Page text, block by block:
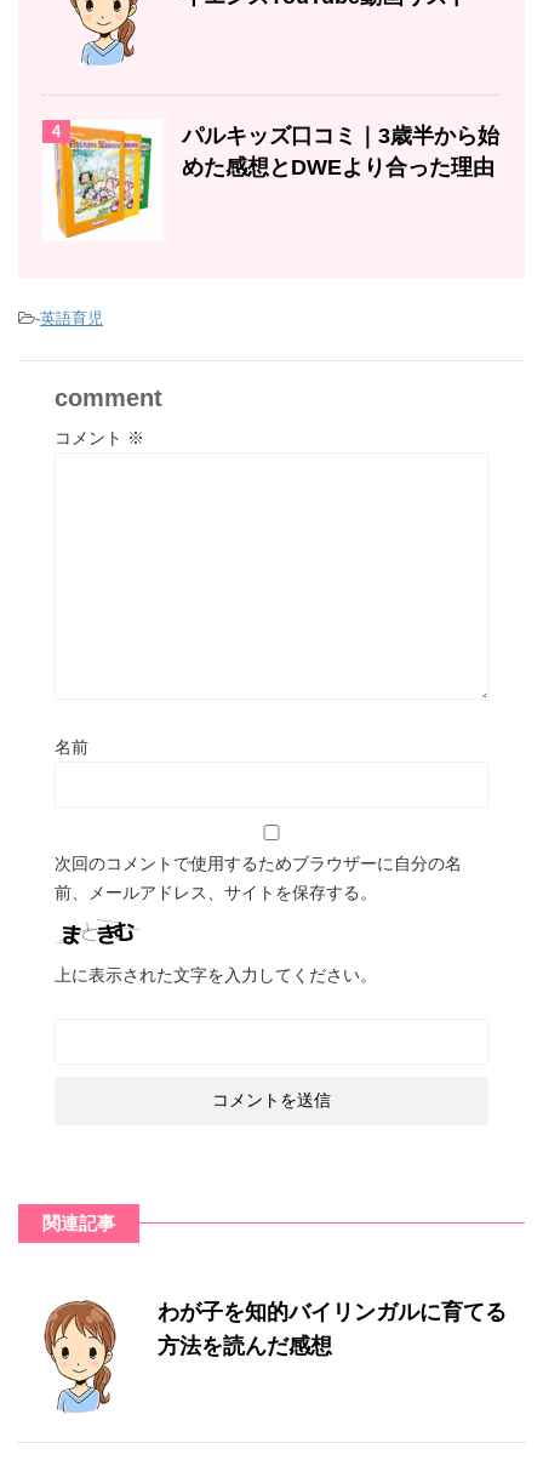
4
パルキッズ口コミ｜3歳半から始
めた感想とDWEより合った理由
-英語育児
comment
コメント ※
名前
次回のコメントで使用するためブラウザーに自分の名
前、メールアドレス、サイトを保存する。
上に表示された文字を入力してください。
関連記事
わが子を知的バイリンガルに育てる
方法を読んだ感想